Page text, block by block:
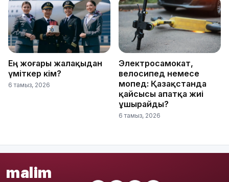
Ең жоғары жалақыдан
үміткер кім?
6 тамыз, 2026
Электросамокат,
велосипед немесе
мопед: Қазақстанда
қайсысы апатқа жиі
ұшырайды?
6 тамыз, 2026
malim